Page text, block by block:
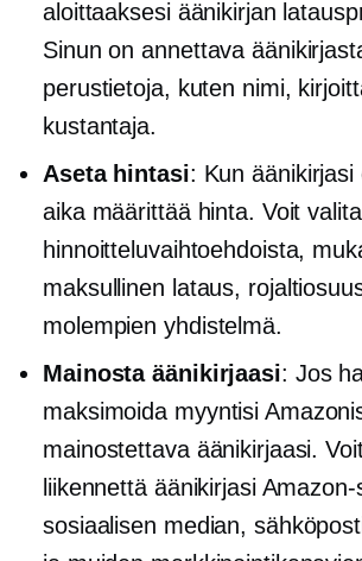
aloittaaksesi äänikirjan
Sinun on annettava
perustietoja, kuten nimi,
kustantaja.
Aseta hintasi: Kun
aika määrittää hinta. Voit
hinnoitteluvaihtoehdoista,
maksullinen lataus,
molempien yhdistelmä.
Mainosta äänikirjaasi: Jos
maksimoida myyntisi
mainostettava äänikirjaasi.
liikennettä äänikirjasi Amazon-
sosiaalisen median,